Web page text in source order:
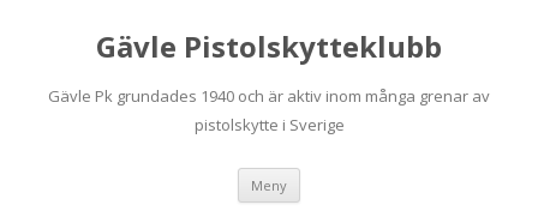
Gävle Pistolskytteklubb
Gävle Pk grundades 1940 och är aktiv inom många grenar av
pistolskytte i Sverige
Meny